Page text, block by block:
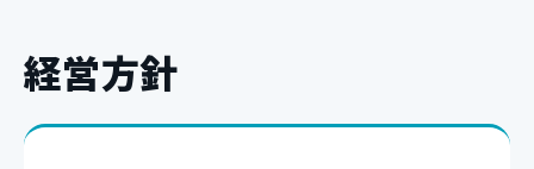
経営方針